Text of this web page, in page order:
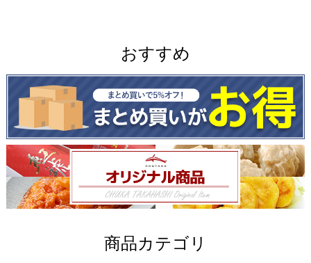
おすすめ
商品カテゴリ